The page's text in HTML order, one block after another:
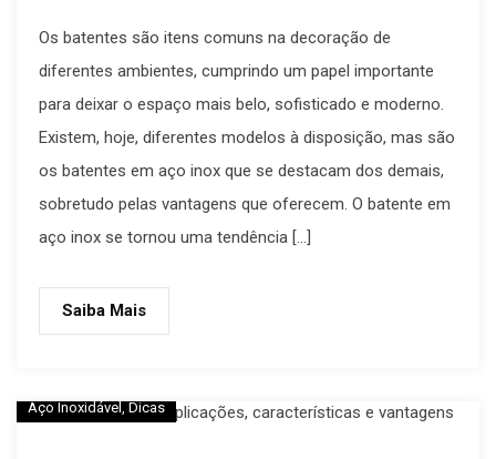
Os batentes são itens comuns na decoração de
diferentes ambientes, cumprindo um papel importante
para deixar o espaço mais belo, sofisticado e moderno.
Existem, hoje, diferentes modelos à disposição, mas são
os batentes em aço inox que se destacam dos demais,
sobretudo pelas vantagens que oferecem. O batente em
aço inox se tornou uma tendência […]
Saiba Mais
Aço Inoxidável Dicas